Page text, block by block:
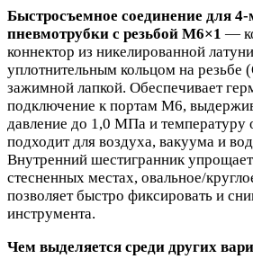
Быстросъемное соединение для
пневмотрубки с резьбой M6×1 —
коннектор из никелированной
уплотнительным кольцом на резьбе
зажимной лапкой. Обеспечивает
подключение к портам M6,
давление до 1,0 МПа и температуру
подходит для воздуха, вакуума и
Внутренний шестигранник
стесненных местах, овальное/
позволяет быстро фиксировать и
инструмента.
Чем выделяется среди других